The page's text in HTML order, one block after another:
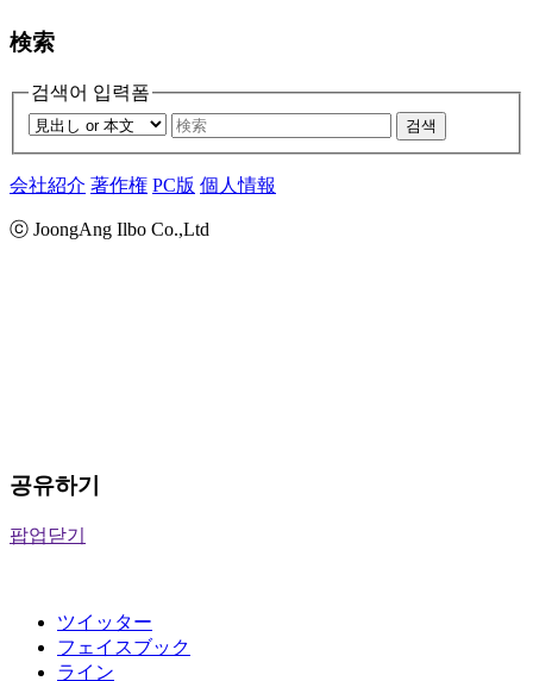
検索
검색어 입력폼
검색
会社紹介 著作権 PC版 個人情報
ⓒ JoongAng Ilbo Co.,Ltd
공유하기
팝업닫기
ツイッター
フェイスブック
ライン